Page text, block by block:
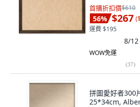
首購折扣價$610
56% $267 (
運費 $195
8/12
WOW免運
(37)
拼圖愛好者300
25*34cm,